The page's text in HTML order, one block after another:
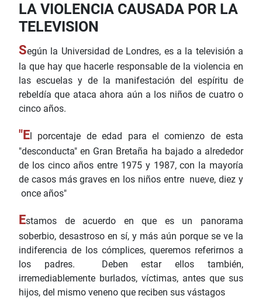
LA VIOLENCIA CAUSADA POR LA
TELEVISION
Según la Universidad de Londres, es a la televisión a
la que hay que hacerle responsable de la violencia en
las escuelas y de la manifestación del espíritu de
rebeldía que ataca ahora aún a los niños de cuatro o
cinco años.
"El porcentaje de edad para el comienzo de esta
"desconducta" en Gran Bretaña ha bajado a alrededor
de los cinco años entre 1975 y 1987, con la mayoría
de casos más graves en los niños entre nueve, diez y
once años"
Estamos de acuerdo en que es un panorama
soberbio, desastroso en sí, y más aún porque se ve la
indiferencia de los cómplices, queremos referirnos a
los padres. Deben estar ellos también,
irremediablemente burlados, víctimas, antes que sus
hijos, del mismo veneno que reciben sus vástagos